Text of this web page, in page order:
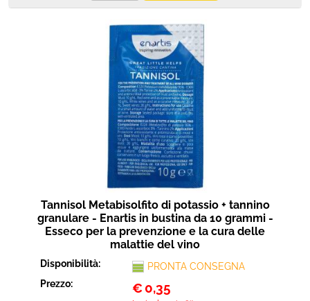
Tannisol Metabisolfito di potassio + tannino
granulare - Enartis in bustina da 10 grammi -
Esseco per la prevenzione e la cura delle
malattie del vino
Disponibilità:
PRONTA CONSEGNA
Prezzo:
€ 0,35